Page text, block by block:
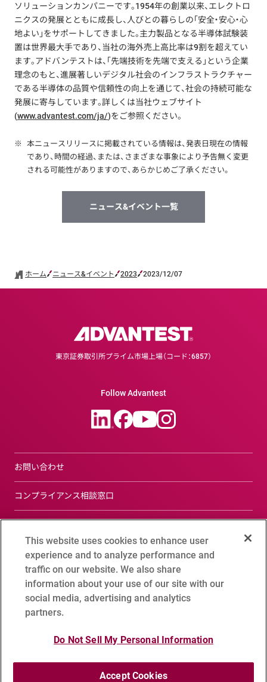
ソリューションカンパニーです。1954年の創業以来、エレクトロ
ニクスの発展とともに成長し、人びとの暮らしの「安全・安心・心
地よい」をサポートしてきました。主力製品となる半導体試験装
置は世界最大手であり、当社の海外売上高比率は9割を超えてい
ます。アドバンテストは、「先端技術を先端で支える」という企業
理念のもと、進展著しいデジタル社会のインフラストラクチャー
である半導体の品質や信頼性の向上を通じて、社会の持続可能な
発展に寄与しています。詳しくは当社ウェブサイト
(www.advantest.com/ja/)をご参照ください。
※
本ニュースリリースに掲載されている情報は、発表日現在の情報
であり、時間の経過、または、さまざまな事象により予告無く変更
される可能性がありますので、あらかじめご了承ください。
ニュース&イベント一覧
ホーム ニュース&イベント 2023 2023/12/07
東京証券取引所プライム市場上場（コード：6857）
Follow Advantest
お問い合わせ
コンプライアンス相談窓口
プライバシーポリシー
ソーシャルメディアポリシー
クッキー設定
サイトマップ
Copyright 1995 - 2026 ADVANTEST CORPORATION
This website uses cookies to enhance user
experience and to analyze performance and
traffic on our website. We also share
information about your use of our site with our
social media, advertising and analytics
partners.
Do Not Sell My Personal Information
Accept Cookies